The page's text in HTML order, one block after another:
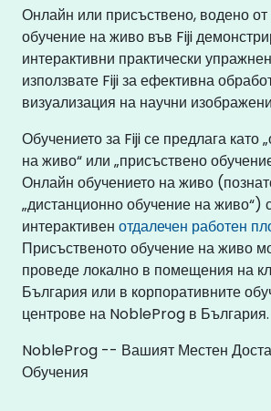
Онлайн или присъствено, водено от
обучение на живо във Fiji
интерактивни практически
използвате Fiji за ефективна
визуализация на научни
Обучението за Fiji се предлага като
на живо“ или „присъствено
Онлайн обучението на живо
„дистанционно обучение на живо“)
интерактивен отдалечен работен
Присъственото обучение на живо
проведе локално в помещения на
България или в корпоративните
центрове на NobleProg в България.
NobleProg -- Вашият Местен
Обучения